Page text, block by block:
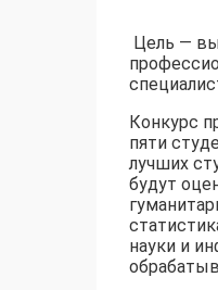
Цель —
Конкурс
пяти
лучших
будут
науки и